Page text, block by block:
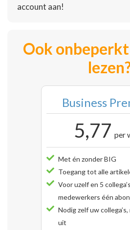
account aan!
Ook
Business
5,77 per
Met én zonder BIG
Toegang tot alle
Voor uzelf en 5
medewerkers één
Nodig zelf uw
uit